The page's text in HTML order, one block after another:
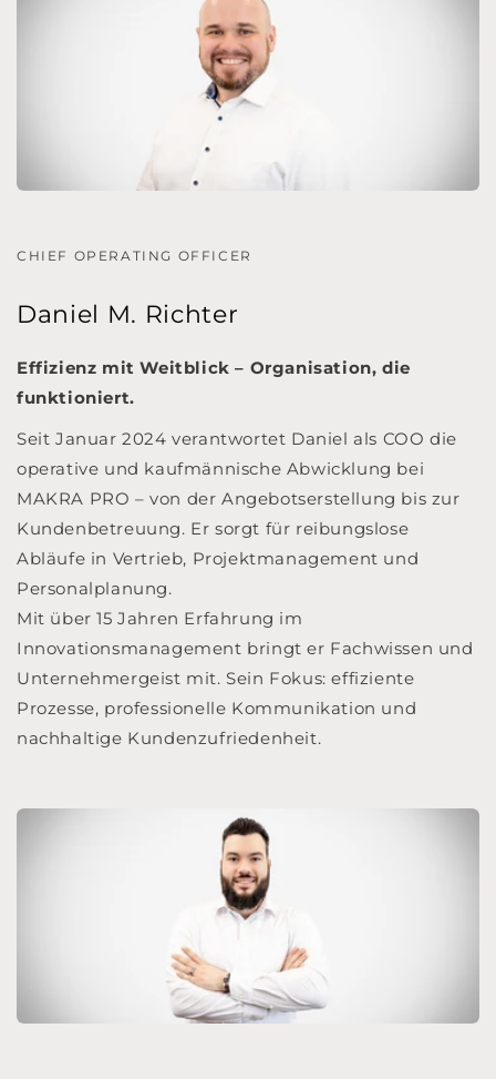
CHIEF OPERATING OFFICER
Daniel M. Richter
Effizienz mit Weitblick – Organisation, die
funktioniert.
Seit Januar 2024 verantwortet Daniel als COO die
operative und kaufmännische Abwicklung bei
MAKRA PRO – von der Angebotserstellung bis zur
Kundenbetreuung. Er sorgt für reibungslose
Abläufe in Vertrieb, Projektmanagement und
Personalplanung.
Mit über 15 Jahren Erfahrung im
Innovationsmanagement bringt er Fachwissen und
Unternehmergeist mit. Sein Fokus: effiziente
Prozesse, professionelle Kommunikation und
nachhaltige Kundenzufriedenheit.